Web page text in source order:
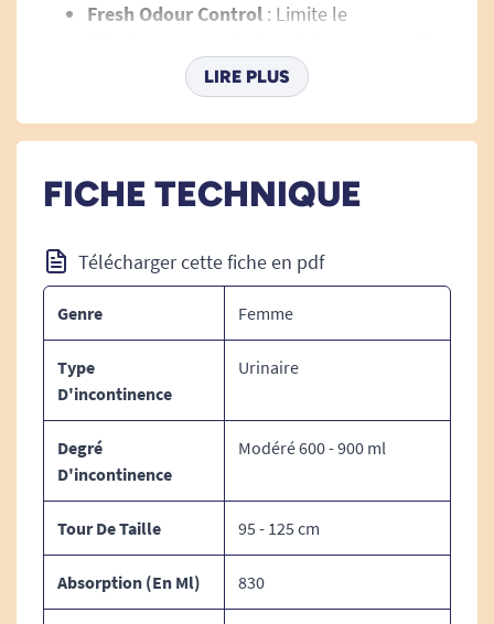
Fresh Odour Control : Limite le
de l'apparition des odeurs , vous
permettant unesécurité anti-odeurs toute
Techniques de pose :
Voir tous les produits Tena.
Voir tous les produits Tena Lady.
problèmes d'incontinence.
LIRE PLUS
FICHE TECHNIQUE
Télécharger cette fiche en pdf
Genre Femme
Type
D'incontinence
Urinaire
Degré
D'incontinence
Modéré 600 - 900 ml
Tour De Taille 95 - 125 cm
Absorption (en Ml) 830